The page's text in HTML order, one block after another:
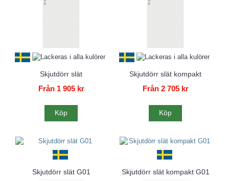
Skjutdörr slät
Från 1 905 kr
Köp
Skjutdörr slät kompakt
Från 2 705 kr
Köp
Skjutdörr slät G01 Skjutdörr slät kompakt G01